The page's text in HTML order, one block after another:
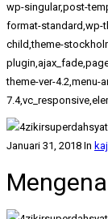
wp-singular,post-
format-standard,wp-
child,theme-
theme-ver-
Januari 31, 2018 In